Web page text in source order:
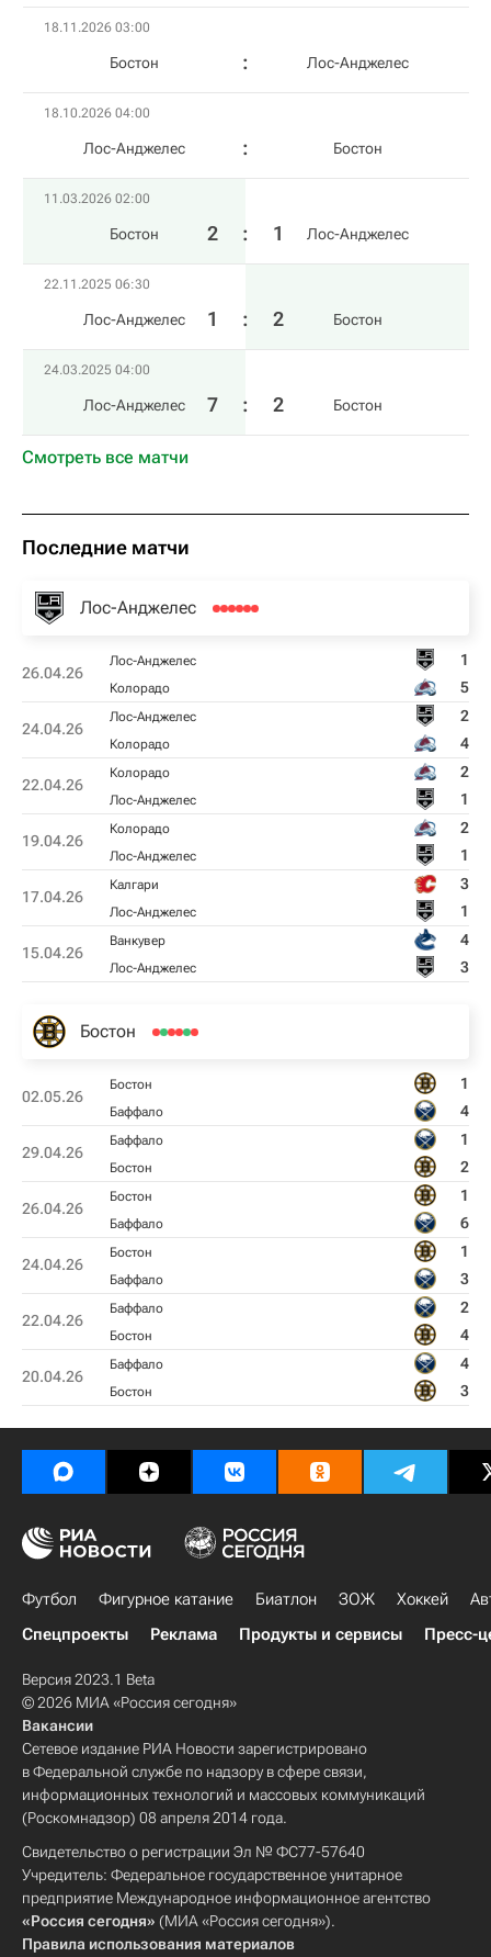
18.11.2026 03:00
Бостон Лос-Анджелес
18.10.2026 04:00
Лос-Анджелес Бостон
11.03.2026 02:00
Бостон 2 : 1 Лос-Анджелес
22.11.2025 06:30
Лос-Анджелес 1 : 2 Бостон
24.03.2025 04:00
Лос-Анджелес 7 : 2 Бостон
Смотреть все матчи
Последние матчи
Лос-Анджелес
26.04.26
Лос-Анджелес 1
Колорадо 5
24.04.26
Лос-Анджелес 2
Колорадо 4
22.04.26
Колорадо 2
Лос-Анджелес 1
19.04.26
Колорадо 2
Лос-Анджелес 1
17.04.26
Калгари 3
Лос-Анджелес 1
15.04.26
Ванкувер 4
Лос-Анджелес 3
Бостон
02.05.26
Бостон 1
Баффало 4
29.04.26
Баффало 1
Бостон 2
26.04.26
Бостон 1
Баффало 6
24.04.26
Бостон 1
Баффало 3
22.04.26
Баффало 2
Бостон 4
20.04.26
Баффало 4
Бостон 3
Футбол Фигурное катание Биатлон ЗОЖ Хоккей
Спецпроекты
Реклама Продукты и сервисы Пресс-
Версия 2023.1 Beta
© 2026 МИА «Россия сегодня»
Вакансии
Сетевое издание РИА Новости зарегистрировано
в Федеральной службе по надзору в сфере связи,
информационных технологий и массовых коммуникаций
(Роскомнадзор) 08 апреля 2014 года.
Свидетельство о регистрации Эл № ФС77-57640
Учредитель: Федеральное государственное унитарное
предприятие Международное информационное агентство
«Россия сегодня» (МИА «Россия сегодня»).
Правила использования материалов